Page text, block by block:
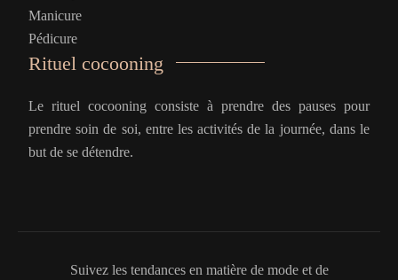
Manicure
Pédicure
Rituel cocooning
Le rituel cocooning consiste à prendre des pauses pour
prendre soin de soi, entre les activités de la journée, dans le
but de se détendre.
Suivez les tendances en matière de mode et de